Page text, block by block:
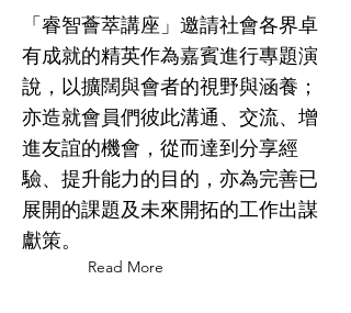
「睿智薈萃講座」邀請社會各界卓
有成就的精英作為嘉賓進行專題演
說，以擴闊與會者的視野與涵養；
亦造就會員們彼此溝通、交流、增
進友誼的機會，從而達到分享經
驗、提升能力的目的，亦為完善已
展開的課題及未來開拓的工作出謀
獻策。
Read More